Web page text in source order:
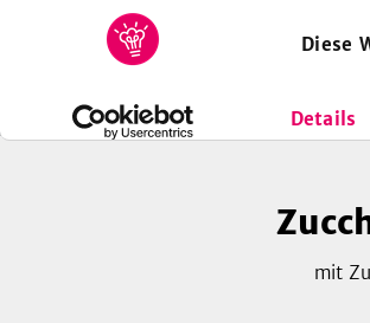
Diese
Details
REZEPTE SAMMLUNGEN
Rezepte Vegan Zucchini-Minz-Salat
mit